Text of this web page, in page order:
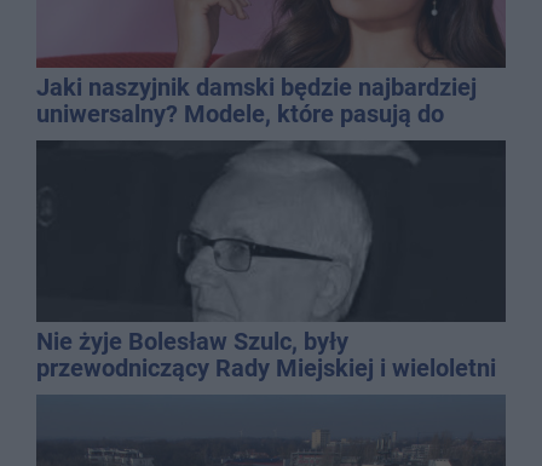
Jaki naszyjnik damski będzie najbardziej
uniwersalny? Modele, które pasują do
wielu stylizacji
Nie żyje Bolesław Szulc, były
przewodniczący Rady Miejskiej i wieloletni
dyrektor SP 14